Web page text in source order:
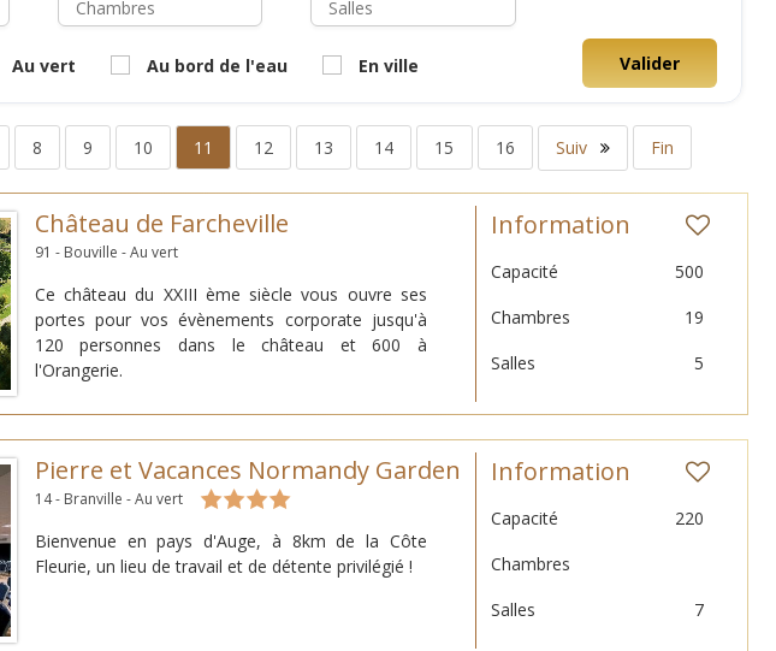
Au vert Au bord de l'eau En ville Valider
8 9 10 11 12 13 14 15 16 Suiv Fin
Château de Farcheville
91 - Bouville - Au vert
Ce château du XXIII ème siècle vous ouvre ses
portes pour vos évènements corporate jusqu'à
120 personnes dans le château et 600 à
l'Orangerie.
Information
Capacité
500
Chambres
19
Salles
5
Pierre et Vacances Normandy Garden
14 - Branville - Au vert
Bienvenue en pays d'Auge, à 8km de la Côte
Fleurie, un lieu de travail et de détente privilégié !
Information
Capacité
220
Chambres
Salles
7